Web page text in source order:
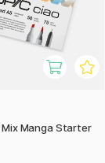
Mix Manga Starter